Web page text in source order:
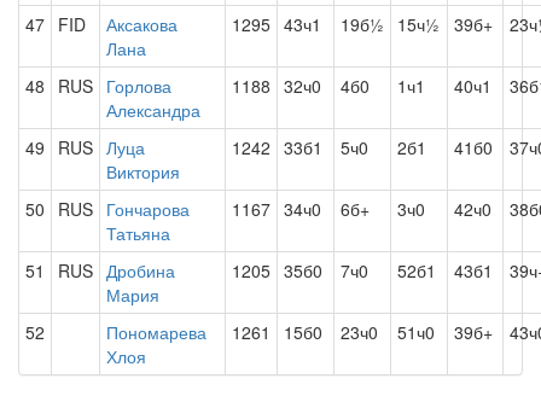
47 FID
Аксакова
Лана
1295 43ч1 19б½ 15ч½ 39б+
48 RUS Горлова
Александра
1188 32ч0 4б0 1ч1 40ч1
49 RUS Луца
Виктория
1242 33б1 5ч0 2б1 41б0
50 RUS Гончарова
Татьяна
1167 34ч0 6б+ 3ч0 42ч0
51 RUS Дробина
Мария
1205 35б0 7ч0 52б1 43б1
52
Пономарева
Хлоя
1261 15б0 23ч0 51ч0 39б+